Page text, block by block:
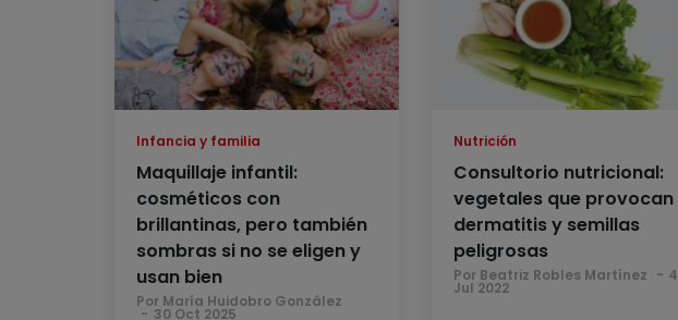
Infancia y familia
Maquillaje infantil:
cosméticos con
brillantinas, pero también
sombras si no se eligen y
usan bien
Por María Huidobro González
30 Oct 2025
Nutrición
Consultorio nutricional:
vegetales que provocan
dermatitis y semillas
peligrosas
Por Beatriz Robles Martínez 4
Jul 2022